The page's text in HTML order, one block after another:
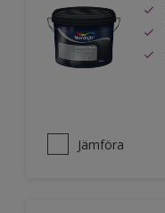
Jämföra